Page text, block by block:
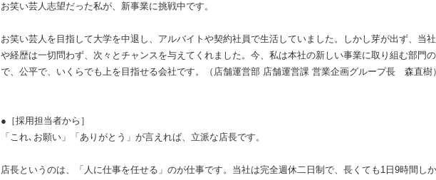
お笑い芸人志望だった私が、新事業に挑戦中です。
お笑い芸人を目指して大学を中退し、アルバイトや契約社員で生活していました。しかし芽が出ず、当
や経歴は一切問わず、次々とチャンスを与えてくれました。今、私は本社の新しい事業に取り組む部門
で、公平で、いくらでも上を目指せる会社です。（店舗運営部 店舗運営課 営業企画グループ長 森直樹）
●［採用担当者から］
「これ､お願い」「ありがとう」が言えれば、立派な店長です。
店長というのは、「人に仕事を任せる」のが仕事です。当社は完全週休二日制で、長くても1日9時間し